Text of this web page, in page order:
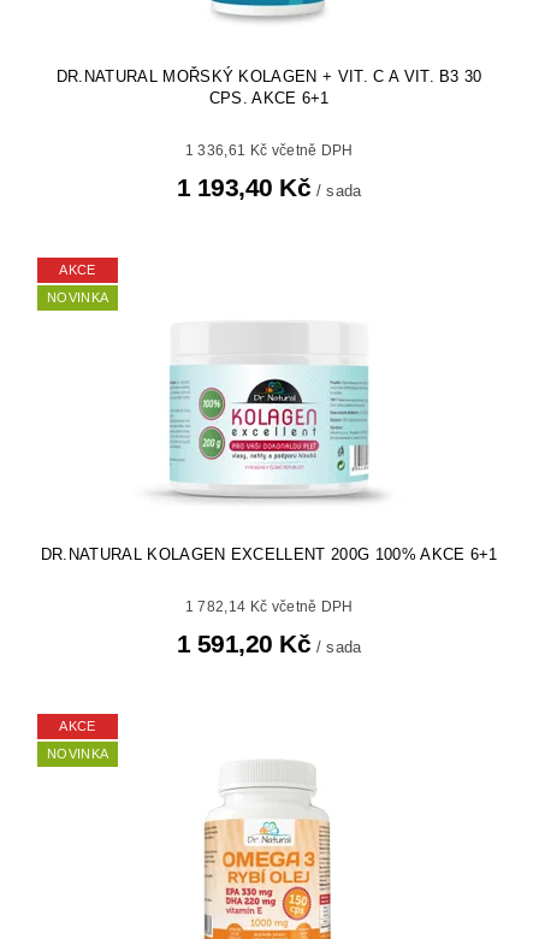
DR.NATURAL MOŘSKÝ KOLAGEN + VIT. C A VIT. B3 30
CPS. AKCE 6+1
1 336,61 Kč včetně DPH
1 193,40 Kč / sada
AKCE
NOVINKA
DR.NATURAL KOLAGEN EXCELLENT 200G 100% AKCE 6+1
1 782,14 Kč včetně DPH
1 591,20 Kč / sada
AKCE
NOVINKA